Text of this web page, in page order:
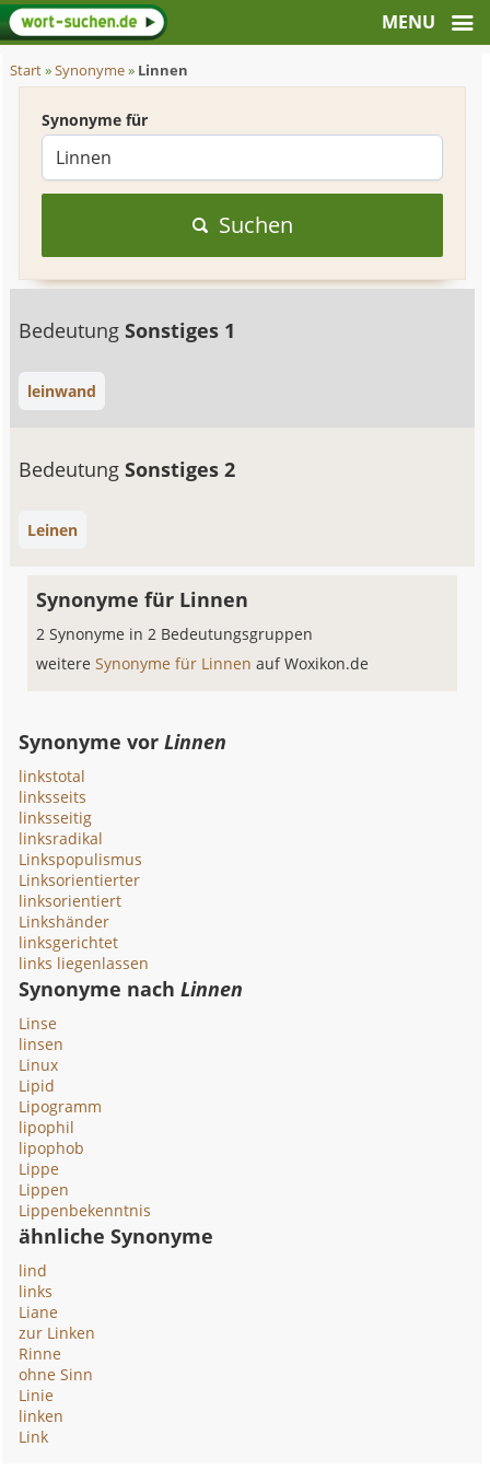
Start»Synonyme» Linnen
Synonyme für
Suchen
BedeutungSonstiges 1
leinwand
BedeutungSonstiges 2
Leinen
Synonyme für Linnen
2 Synonyme in 2 Bedeutungsgruppen
weitereSynonyme für Linnenauf Woxikon.de
Synonyme vorLinnen
linkstotal
linksseits
linksseitig
linksradikal
Linkspopulismus
Linksorientierter
linksorientiert
Linkshänder
linksgerichtet
links liegenlassen
Synonyme nachLinnen
Linse
linsen
Linux
Lipid
Lipogramm
lipophil
lipophob
Lippe
Lippen
Lippenbekenntnis
ähnliche Synonyme
lind
links
Liane
zur Linken
Rinne
ohne Sinn
Linie
linken
Link